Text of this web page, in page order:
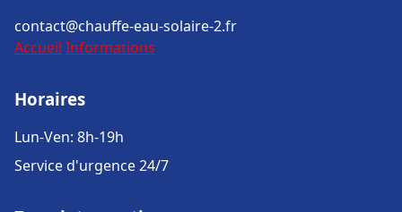
contact@chauffe-eau-solaire-2.fr
Accueil Informations
Horaires
Lun-Ven: 8h-19h
Service d'urgence 24/7